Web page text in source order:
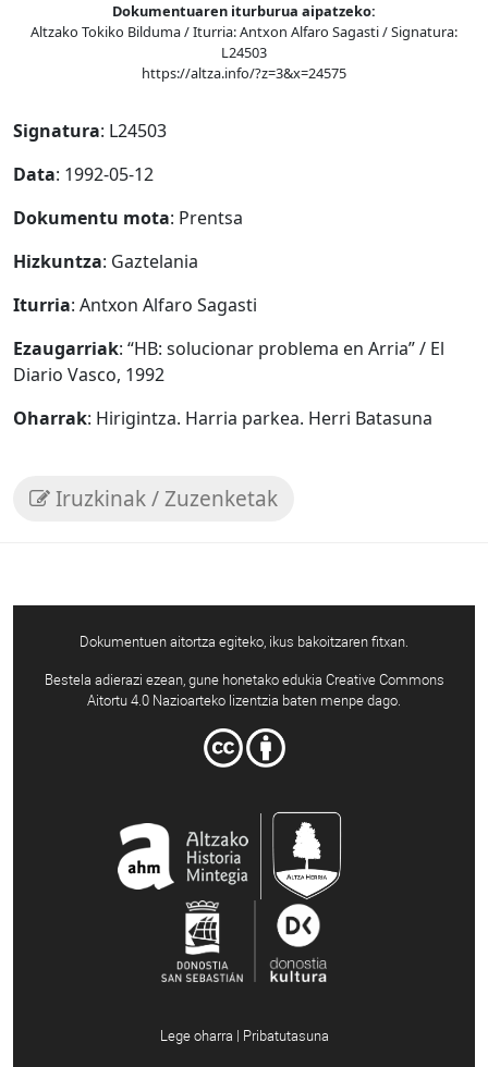
Dokumentuaren iturburua aipatzeko:
Altzako Tokiko Bilduma / Iturria: Antxon Alfaro Sagasti / Signatura:
L24503
https://altza.info/?z=3&x=24575
Signatura: L24503
Data: 1992-05-12
Dokumentu mota: Prentsa
Hizkuntza: Gaztelania
Iturria: Antxon Alfaro Sagasti
Ezaugarriak: “HB: solucionar problema en Arria” / El
Diario Vasco, 1992
Oharrak: Hirigintza. Harria parkea. Herri Batasuna
Iruzkinak / Zuzenketak
Dokumentuen aitortza egiteko, ikus bakoitzaren fitxan.
Bestela adierazi ezean, gune honetako edukia Creative Commons
Aitortu 4.0 Nazioarteko lizentzia baten menpe dago.
Lege oharra | Pribatutasuna